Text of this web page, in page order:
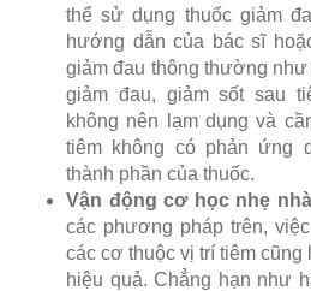
thể sử dụng thuốc giảm
hướng dẫn của bác sĩ
giảm đau thông thường
giảm đau, giảm sốt sau
không nên lạm dụng và
tiêm không có phản ứng
thành phần của thuốc.
Vận động cơ học nhẹ
các phương pháp trên,
các cơ thuộc vị trí tiêm
hiệu quả. Chẳng hạn như